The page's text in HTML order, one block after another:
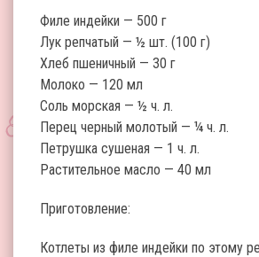
Филе индейки — 500 г
Лук репчатый — ½ шт. (100 г)
Хлеб пшеничный — 30 г
Молоко — 120 мл
Соль морская — ½ ч. л.
Перец черный молотый — ¼ ч. л.
Петрушка сушеная — 1 ч. л.
Растительное масло — 40 мл
Приготовление:
Котлеты из филе индейки по этому